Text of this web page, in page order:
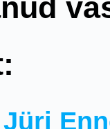
Jüri